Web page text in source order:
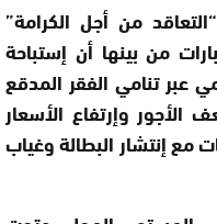
من أجل الكرامة”
من بينها أن إستباحة
تنامي الفقر المدقع
الأجور وإرتفاع الأسعار
مع إنتشار البطالة وغياب